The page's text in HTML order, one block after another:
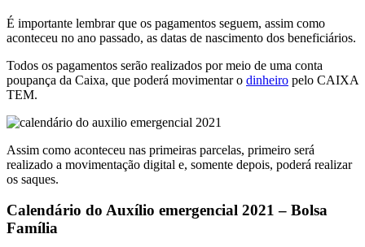
É importante lembrar que os pagamentos seguem, assim como
aconteceu no ano passado, as datas de nascimento dos beneficiários.
Todos os pagamentos serão realizados por meio de uma conta
poupança da Caixa, que poderá movimentar o dinheiro pelo CAIXA
TEM.
Assim como aconteceu nas primeiras parcelas, primeiro será
realizado a movimentação digital e, somente depois, poderá realizar
os saques.
Calendário do Auxílio emergencial 2021 – Bolsa
Família